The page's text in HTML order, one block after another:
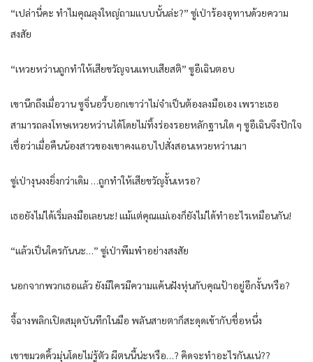
“เปล่านี่คะ ทำไมคุณลุงใหญ่ถามแบบนั้นล่ะ?” ซู่เป่าร้องอุทานด้วยความ
สงสัย
“เหวยหว่านถูกทำให้เสียขวัญจนแทบเสียสติ” ซูอีเฉินตอบ
เขานึกถึงเมื่อวาน ซูจิ่นอวี้บอกเขาว่าไม่จำเป็นต้องลงมือเอง เพราะเธอ
สามารถลงโทษเหวยหว่านได้โดยไม่ทิ้งร่องรอยหลักฐานใด ๆ ซูอีเฉินจึงปักใจ
เชื่อว่าเมื่อคืนน้องสาวของเขาคงแอบไปสั่งสอนเหวยหว่านมา
ซู่เป่างุนงงยิ่งกว่าเดิม …ถูกทำให้เสียขวัญงั้นเหรอ?
เธอยังไม่ได้เริ่มลงมือเลยนะ! แม้แต่คุณแม่เองก็ยังไม่ได้ทำอะไรเหมือนกัน!
“แล้วเป็นใครกันนะ…” ซู่เป่าพึมพำอย่างสงสัย
นอกจากพวกเธอแล้ว ยังมีใครมีความแค้นฝังหุ่นกับคุณป้าอยู่อีกงั้นหรือ?
จี้ฉางพลิกเปิดสมุดบันทึกในมือ พลันสายตาก็สะดุดเข้ากับชื่อหนึ่ง
เขาขมวดคิ้วมุ่นโดยไม่รู้ตัว ผีตนนี้น่ะหรือ…? คิดจะทำอะไรกันแน่??